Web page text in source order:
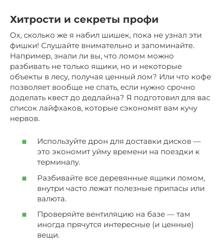
Хитрости и секреты профи
Ох, сколько же я набил шишек, пока не узнал эти
фишки! Слушайте внимательно и запоминайте.
Например, знали ли вы, что ломом можно
разбивать не только ящики, но и некоторые
объекты в лесу, получая ценный лом? Или что кофе
позволяет вообще не спать, если нужно срочно
доделать квест до дедлайна? Я подготовил для вас
список лайфхаков, которые сэкономят вам кучу
нервов.
Используйте дрон для доставки дисков —
это экономит уйму времени на поездки к
терминалу.
Разбивайте все деревянные ящики ломом,
внутри часто лежат полезные припасы или
валюта.
Проверяйте вентиляцию на базе — там
иногда прячутся интересные (и ценные)
вещи.